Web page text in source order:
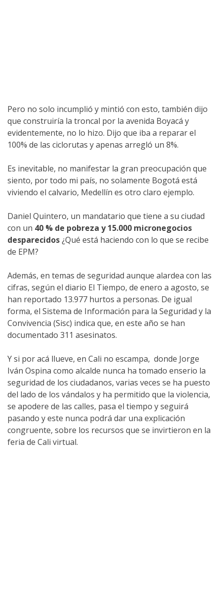
Pero no solo incumplió y mintió con esto, también dijo
que construiría la troncal por la avenida Boyacá y
evidentemente, no lo hizo. Dijo que iba a reparar el
100% de las ciclorutas y apenas arregló un 8%.
Es inevitable, no manifestar la gran preocupación que
siento, por todo mi país, no solamente Bogotá está
viviendo el calvario, Medellín es otro claro ejemplo.
Daniel Quintero, un mandatario que tiene a su ciudad
con un 40 % de pobreza y 15.000 micronegocios
desparecidos¿Qué está haciendo con lo que se recibe
de EPM?
Además, en temas de seguridad aunque alardea con las
cifras, según el diario El Tiempo, de enero a agosto, se
han reportado 13.977 hurtos a personas. De igual
forma, el Sistema de Información para la Seguridad y la
Convivencia (Sisc) indica que, en este año se han
documentado 311 asesinatos.
Y si por acá llueve, en Cali no escampa, donde Jorge
Iván Ospina como alcalde nunca ha tomado enserio la
seguridad de los ciudadanos, varias veces se ha puesto
del lado de los vándalos y ha permitido que la violencia,
se apodere de las calles, pasa el tiempo y seguirá
pasando y este nunca podrá dar una explicación
congruente, sobre los recursos que se invirtieron en la
feria de Cali virtual.